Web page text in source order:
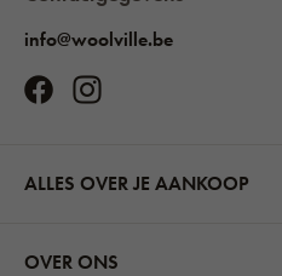
info@woolville.be
ALLES OVER JE AANKOOP
OVER ONS